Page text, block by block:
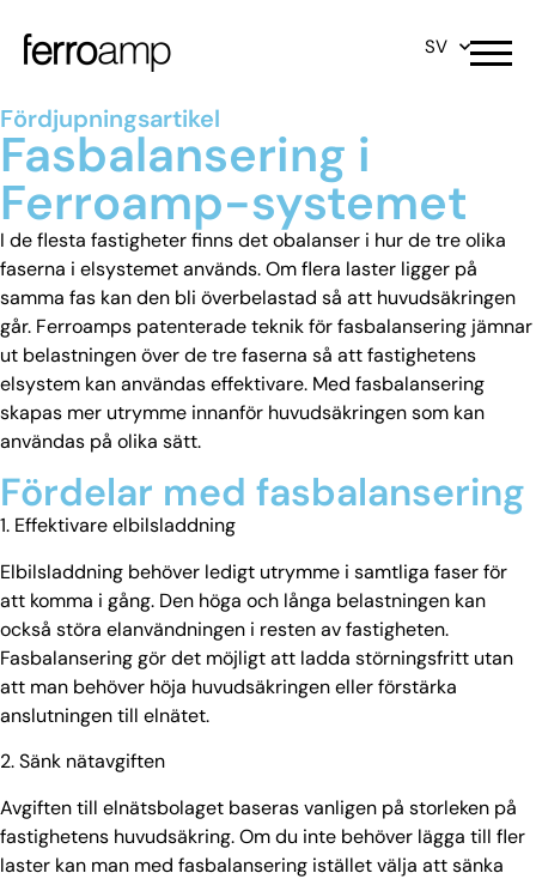
SV
Fördjupningsartikel
Fasbalansering i
Ferroamp-systemet
I de flesta fastigheter finns det obalanser i hur de tre olika
faserna i elsystemet används. Om flera laster ligger på
samma fas kan den bli överbelastad så att huvudsäkringen
går. Ferroamps patenterade teknik för fasbalansering jämnar
ut belastningen över de tre faserna så att fastighetens
elsystem kan användas effektivare. Med fasbalansering
skapas mer utrymme innanför huvudsäkringen som kan
användas på olika sätt.
Fördelar med fasbalansering
1. Effektivare elbilsladdning
Elbilsladdning behöver ledigt utrymme i samtliga faser för
att komma i gång. Den höga och långa belastningen kan
också störa elanvändningen i resten av fastigheten.
Fasbalansering gör det möjligt att ladda störningsfritt utan
att man behöver höja huvudsäkringen eller förstärka
anslutningen till elnätet.
2.Sänk nätavgiften
Avgiften till elnätsbolaget baseras vanligen på storleken på
fastighetens huvudsäkring. Om du inte behöver lägga till fler
laster kan man med fasbalansering istället välja att sänka